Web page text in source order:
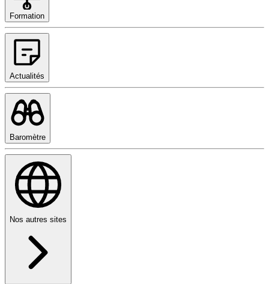
Formation
Actualités
Baromètre
Nos autres sites